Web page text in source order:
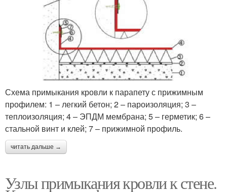
Схема примыкания кровли к парапету с прижимным
профилем: 1 – легкий бетон; 2 – пароизоляция; 3 –
теплоизоляция; 4 – ЭПДМ мембрана; 5 – герметик; 6 –
стальной винт и клей; 7 – прижимной профиль.
читать дальше →
Узлы примыкания кровли к стене.